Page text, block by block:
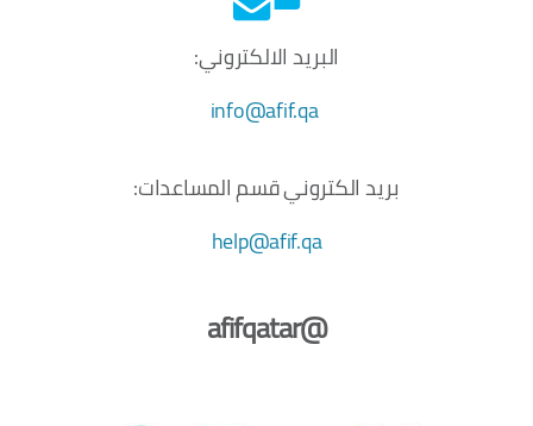
البريد الالكتروني:
info@afif.qa
بريد الكتروني قسم المساعدات:
help@afif.qa
@afifqatar